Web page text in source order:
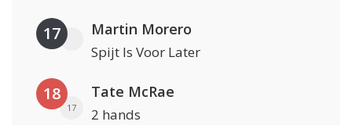
17 Martin Morero
Spijt Is Voor Later
18
17
Tate McRae
2 hands